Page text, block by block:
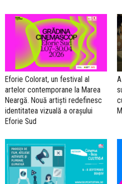
Eforie Colorat, un festival al
artelor contemporane la Marea
Neargă. Nouă artiști redefinesc
identitatea vizuală a orașului
Eforie Sud